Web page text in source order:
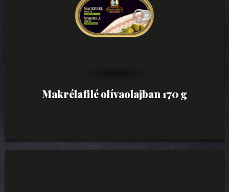
Makrélafilé olívaolajban 170 g